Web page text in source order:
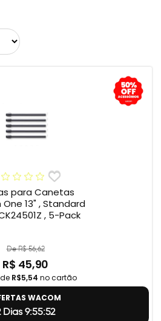
para Canetas
13" , Standard
, 5-Pack
De R$ 56,62
R$ 45,90
R$5,54 no cartão
WACOM
Dias 9:55:51